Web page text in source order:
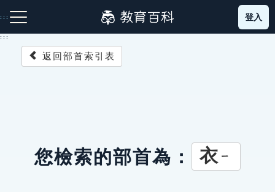
到
主
::: 登入
:::
返回部首索引表
您檢索的部首為： 衣 ㄧ